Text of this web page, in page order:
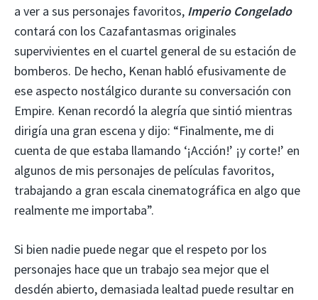
a ver a sus personajes favoritos, Imperio Congelado
contará con los Cazafantasmas originales
supervivientes en el cuartel general de su estación de
bomberos. De hecho, Kenan habló efusivamente de
ese aspecto nostálgico durante su conversación con
Empire. Kenan recordó la alegría que sintió mientras
dirigía una gran escena y dijo: “Finalmente, me di
cuenta de que estaba llamando ‘¡Acción!’ ¡y corte!’ en
algunos de mis personajes de películas favoritos,
trabajando a gran escala cinematográfica en algo que
realmente me importaba”.
Si bien nadie puede negar que el respeto por los
personajes hace que un trabajo sea mejor que el
desdén abierto, demasiada lealtad puede resultar en